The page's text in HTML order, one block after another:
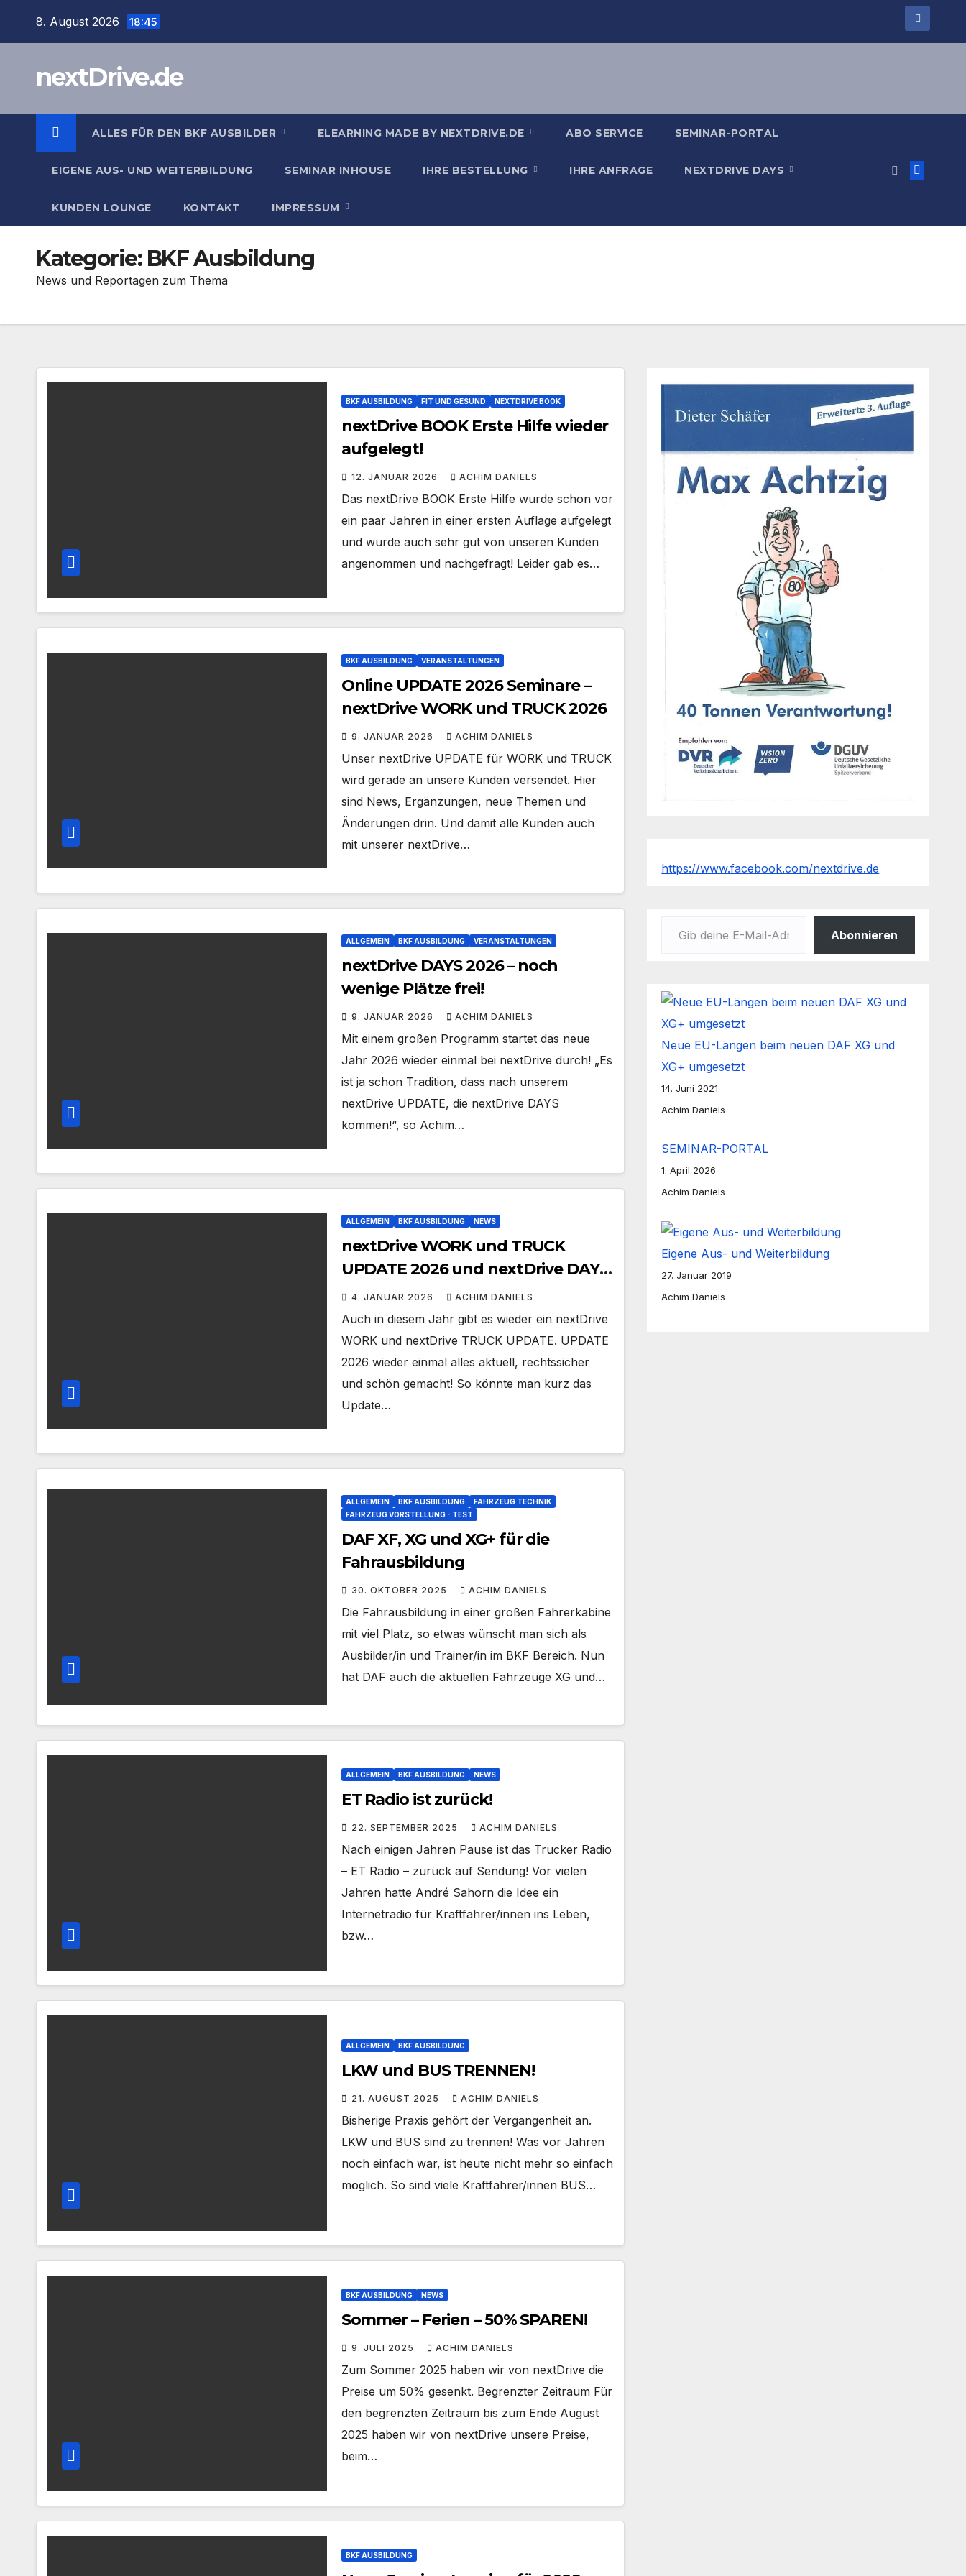
8. August 2026 18:45
nextDrive.de
ALLES FÜR DEN BKF AUSBILDER ELEARNING MADE BY NEXTDRIVE.DE ABO SERVICE SEMINAR-PORTAL
EIGENE AUS- UND WEITERBILDUNG SEMINAR INHOUSE IHRE BESTELLUNG IHRE ANFRAGE NEXTDRIVE DAYS
KUNDEN LOUNGE KONTAKT IMPRESSUM
Kategorie: BKF Ausbildung
News und Reportagen zum Thema
BKF AUSBILDUNG FIT UND GESUND NEXTDRIVE BOOK
nextDrive BOOK Erste Hilfe wieder
aufgelegt!
12. JANUAR 2026 ACHIM DANIELS
Das nextDrive BOOK Erste Hilfe wurde schon vor
ein paar Jahren in einer ersten Auflage aufgelegt
und wurde auch sehr gut von unseren Kunden
angenommen und nachgefragt! Leider gab es…
BKF AUSBILDUNG VERANSTALTUNGEN
Online UPDATE 2026 Seminare –
nextDrive WORK und TRUCK 2026
9. JANUAR 2026 ACHIM DANIELS
Unser nextDrive UPDATE für WORK und TRUCK
wird gerade an unsere Kunden versendet. Hier
sind News, Ergänzungen, neue Themen und
Änderungen drin. Und damit alle Kunden auch
mit unserer nextDrive…
ALLGEMEIN BKF AUSBILDUNG VERANSTALTUNGEN
nextDrive DAYS 2026 – noch
wenige Plätze frei!
9. JANUAR 2026 ACHIM DANIELS
Mit einem großen Programm startet das neue
Jahr 2026 wieder einmal bei nextDrive durch! „Es
ist ja schon Tradition, dass nach unserem
nextDrive UPDATE, die nextDrive DAYS
kommen!“, so Achim…
ALLGEMEIN BKF AUSBILDUNG NEWS
nextDrive WORK und TRUCK
UPDATE 2026 und nextDrive DAYS
2026
4. JANUAR 2026 ACHIM DANIELS
Auch in diesem Jahr gibt es wieder ein nextDrive
WORK und nextDrive TRUCK UPDATE. UPDATE
2026 wieder einmal alles aktuell, rechtssicher
und schön gemacht! So könnte man kurz das
Update…
ALLGEMEIN BKF AUSBILDUNG
FAHRZEUG TECHNIK
FAHRZEUG VORSTELLUNG - TEST
DAF XF, XG und XG+ für die
Fahrausbildung
30. OKTOBER 2025 ACHIM DANIELS
Die Fahrausbildung in einer großen Fahrerkabine
mit viel Platz, so etwas wünscht man sich als
Ausbilder/in und Trainer/in im BKF Bereich. Nun
hat DAF auch die aktuellen Fahrzeuge XG und…
ALLGEMEIN BKF AUSBILDUNG NEWS
ET Radio ist zurück!
22. SEPTEMBER 2025 ACHIM DANIELS
Nach einigen Jahren Pause ist das Trucker Radio
– ET Radio – zurück auf Sendung! Vor vielen
Jahren hatte André Sahorn die Idee ein
Internetradio für Kraftfahrer/innen ins Leben,
bzw…
ALLGEMEIN BKF AUSBILDUNG
LKW und BUS TRENNEN!
21. AUGUST 2025 ACHIM DANIELS
Bisherige Praxis gehört der Vergangenheit an.
LKW und BUS sind zu trennen! Was vor Jahren
noch einfach war, ist heute nicht mehr so einfach
möglich. So sind viele Kraftfahrer/innen BUS…
BKF AUSBILDUNG NEWS
Sommer – Ferien – 50% SPAREN!
9. JULI 2025 ACHIM DANIELS
Zum Sommer 2025 haben wir von nextDrive die
Preise um 50% gesenkt. Begrenzter Zeitraum Für
den begrenzten Zeitraum bis zum Ende August
2025 haben wir von nextDrive unsere Preise,
beim…
BKF AUSBILDUNG
https://www.facebook.com/nextdrive.de
Abonnieren
Neue EU-Längen beim neuen DAF XG und
XG+ umgesetzt
14. Juni 2021
Achim Daniels
SEMINAR-PORTAL
1. April 2026
Achim Daniels
Eigene Aus- und Weiterbildung
27. Januar 2019
Achim Daniels